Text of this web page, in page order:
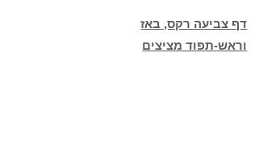
דף צביעה רקס, באז
וראש-תפוד מציצים